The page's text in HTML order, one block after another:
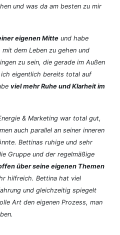
und was da am besten zu mir
eigenen Mitte und habe
dem Leben zu gehen und
zu sein, die gerade im Außen
eigentlich bereits total auf
viel mehr Ruhe und Klarheit im
& Marketing war total gut,
auch parallel an seiner inneren
Bettinas ruhige und sehr
Gruppe und der regelmäßige
über seine eigenen Themen
hilfreich. Bettina hat viel
und gleichzeitig spiegelt
Art den eigenen Prozess, man